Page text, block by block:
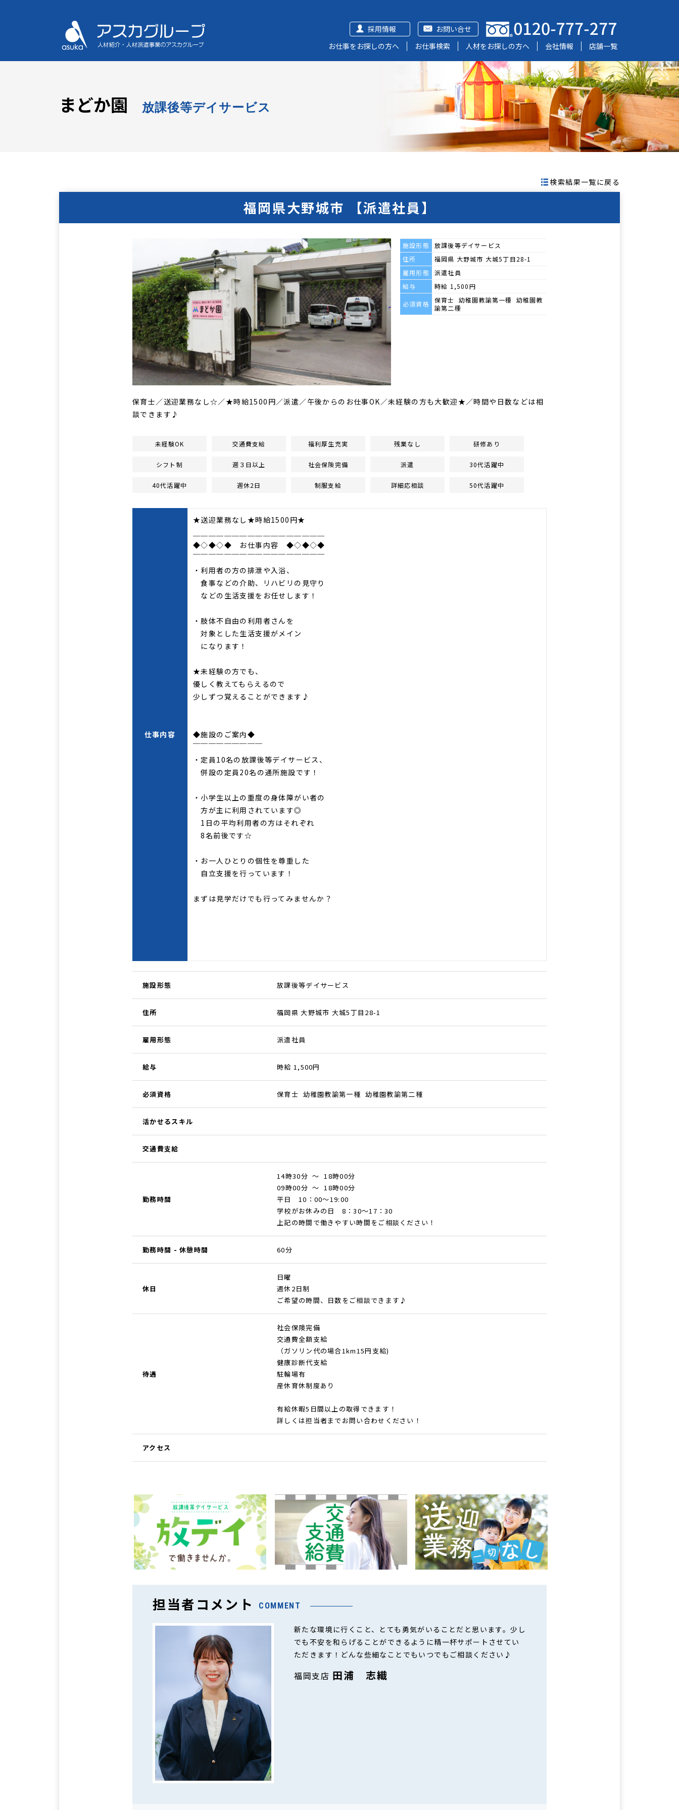
お問い合せ
採用情報
お仕事をお探しの方へ
お仕事検索 人材をお探しの方へ 会社情報 店舗一覧
まどか園 放課後等デイサービス
検索結果一覧に戻る
福岡県大野城市 【派遣社員】
施設形態
放課後等デイサービス
住所
福岡県 大野城市 大城5丁目28-1
雇用形態
派遣社員
給与
時給 1,500円
必須資格
保育士 幼稚園教諭第一種 幼稚園教
諭第二種
保育士／送迎業務なし☆／★時給1500円／派遣／午後からのお仕事OK／未経験の方も大歓迎★／時間や日数などは相
談できます♪
未経験OK 交通費支給 福利厚生充実 残業なし 研修あり
シフト制 週３日以上 社会保険完備 派遣 30代活躍中
40代活躍中 週休2日 制服支給 詳細応相談 50代活躍中
仕事内容
★送迎業務なし★時給1500円★
◆◇◆◇◆ お仕事内容 ◆◇◆◇◆
￣￣￣￣￣￣￣￣￣￣￣￣￣￣￣￣￣
・利用者の方の排泄や入浴、
食事などの介助、リハビリの見守り
などの生活支援をお任せします！
・肢体不自由の利用者さんを
対象とした生活支援がメイン
になります！
★未経験の方でも、
優しく教えてもらえるので
少しずつ覚えることができます♪
◆施設のご案内◆
￣￣￣￣￣￣￣￣￣
・定員10名の放課後等デイサービス、
併設の定員20名の通所施設です！
・小学生以上の重度の身体障がい者の
方が主に利用されています◎
1日の平均利用者の方はそれぞれ
8名前後です☆
・お一人ひとりの個性を尊重した
自立支援を行っています！
まずは見学だけでも行ってみませんか？
施設形態 放課後等デイサービス
住所 福岡県 大野城市 大城5丁目28-1
雇用形態 派遣社員
給与 時給 1,500円
必須資格 保育士 幼稚園教諭第一種 幼稚園教諭第二種
活かせるスキル
交通費支給
勤務時間
14時30分 ～ 18時00分
09時00分 ～ 18時00分
平日 10：00～19:00
学校がお休みの日 8：30～17：30
上記の時間で働きやすい時間をご相談ください！
勤務時間 - 休憩時間 60分
休日
日曜
週休2日制
ご希望の時間、日数をご相談できます♪
待遇
社会保険完備
交通費全額支給
（ガソリン代の場合1km15円支給)
健康診断代支給
駐輪場有
産休育休制度あり
有給休暇5日間以上の取得できます！
詳しくは担当者までお問い合わせください！
アクセス
担当者コメント COMMENT
新たな環境に行くこと、とても勇気がいることだと思います。少し
でも不安を和らげることができるように精一杯サポートさせてい
ただきます！どんな些細なことでもいつでもご相談ください♪
福岡支店 田浦 志織